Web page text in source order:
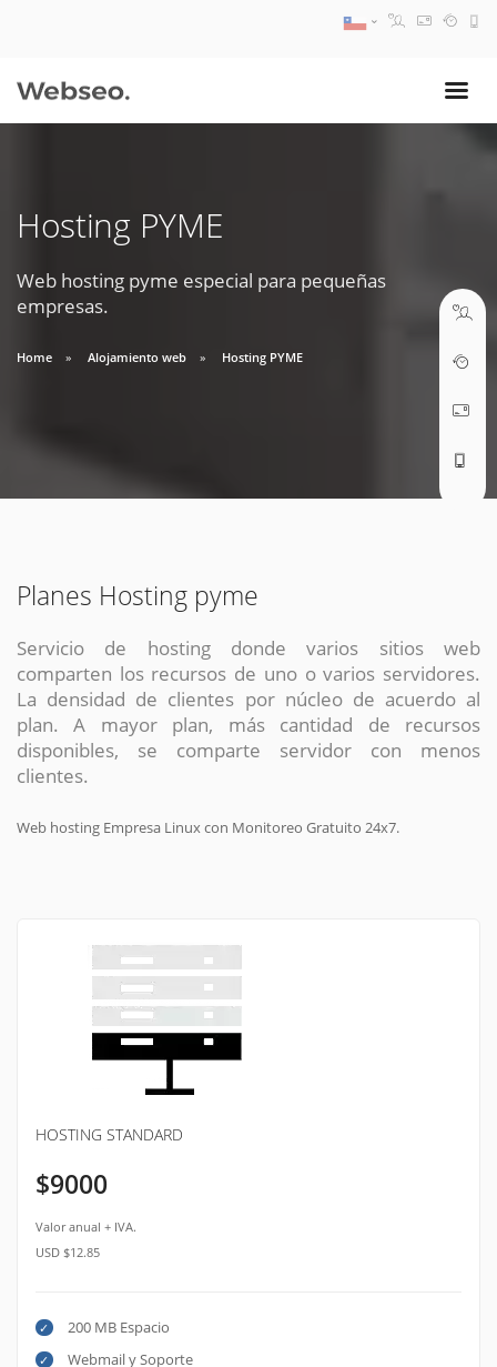
Hosting PYME
Web hosting pyme especial para pequeñas
empresas.
Home Alojamiento web Hosting PYME
Planes Hosting pyme
Servicio de hosting donde varios sitios web
comparten los recursos de uno o varios servidores.
La densidad de clientes por núcleo de acuerdo al
plan. A mayor plan, más cantidad de recursos
disponibles, se comparte servidor con menos
clientes.
Web hosting Empresa Linux con Monitoreo Gratuito 24x7.
HOSTING STANDARD
$9000
Valor anual + IVA.
USD $12.85
200 MB Espacio
Webmail y Soporte
09:30 AM A 18:30 PM
soporte@webseo.cl